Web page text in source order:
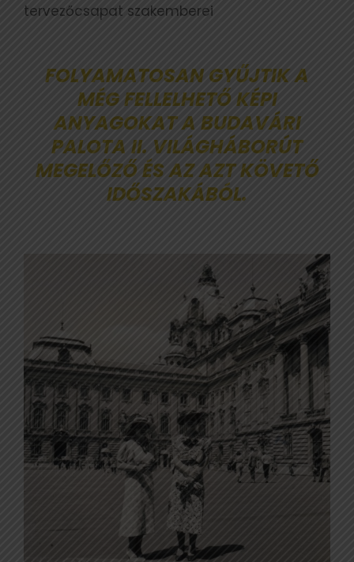
tervezőcsapat szakemberei
FOLYAMATOSAN GYŰJTIK A
MÉG FELLELHETŐ KÉPI
ANYAGOKAT A BUDAVÁRI
PALOTA II. VILÁGHÁBORÚT
MEGELŐZŐ ÉS AZ AZT KÖVETŐ
IDŐSZAKÁBÓL.